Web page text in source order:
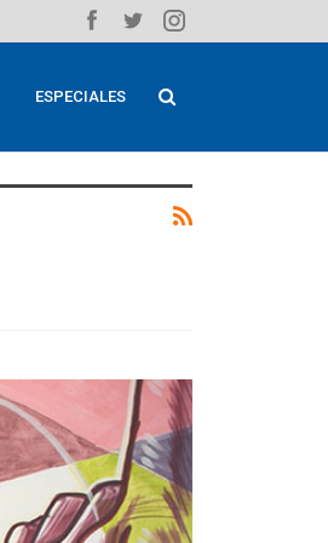
ESPECIALES